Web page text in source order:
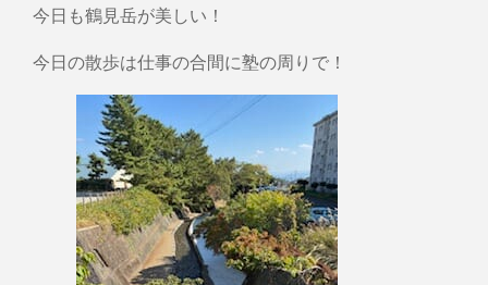
今日も鶴見岳が美しい！
今日の散歩は仕事の合間に塾の周りで！